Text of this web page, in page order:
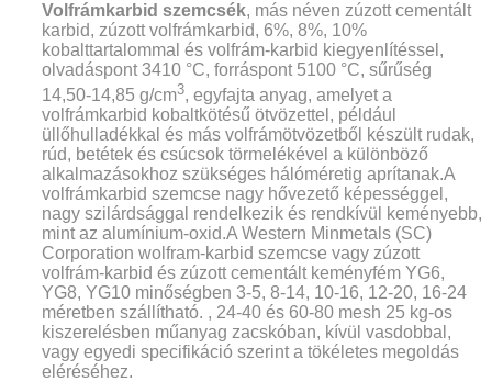
Volfrámkarbid szemcsék, más néven zúzott cementált
karbid, zúzott volfrámkarbid, 6%, 8%, 10%
kobalttartalommal és volfrám-karbid kiegyenlítéssel,
olvadáspont 3410 °C, forráspont 5100 °C, sűrűség
14,50-14,85 g/cm3, egyfajta anyag, amelyet a
volfrámkarbid kobaltkötésű ötvözettel, például
üllőhulladékkal és más volfrámötvözetből készült rudak,
rúd, betétek és csúcsok törmelékével a különböző
alkalmazásokhoz szükséges hálóméretig aprítanak.A
volfrámkarbid szemcse nagy hővezető képességgel,
nagy szilárdsággal rendelkezik és rendkívül keményebb,
mint az alumínium-oxid.A Western Minmetals (SC)
Corporation wolfram-karbid szemcse vagy zúzott
volfrám-karbid és zúzott cementált keményfém YG6,
YG8, YG10 minőségben 3-5, 8-14, 10-16, 12-20, 16-24
méretben szállítható. , 24-40 és 60-80 mesh 25 kg-os
kiszerelésben műanyag zacskóban, kívül vasdobbal,
vagy egyedi specifikáció szerint a tökéletes megoldás
eléréséhez.